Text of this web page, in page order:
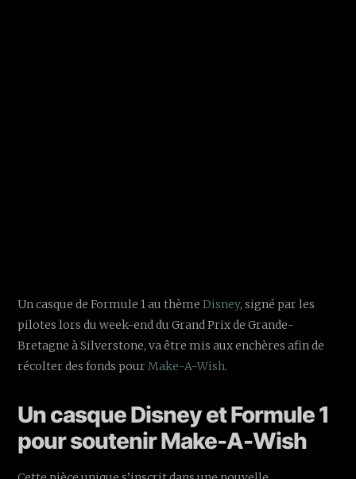
Un casque de Formule 1 au thèmeDisney, signé par les
pilotes lors du week-end du Grand Prix de Grande-
Bretagne à Silverstone, va être mis aux enchères afin de
récolter des fonds pourMake-A-Wish.
Un casque Disney et Formule 1
pour soutenir Make-A-Wish